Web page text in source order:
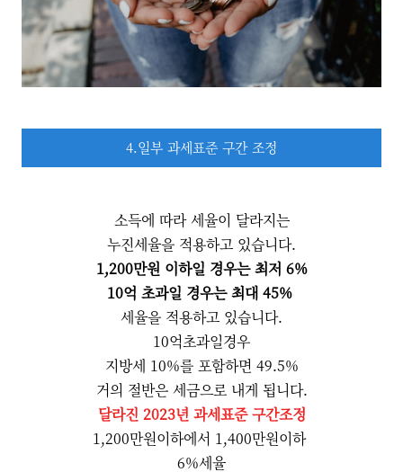
4.일부 과세표준 구간 조정
소득에 따라 세율이 달라지는
누진세율을 적용하고 있습니다.
1,200만원 이하일 경우는 최저 6%
10억 초과일 경우는 최대 45%
세율을 적용하고 있습니다.
10억초과일경우
지방세 10%를 포함하면 49.5%
거의 절반은 세금으로 내게 됩니다.
달라진 2023년 과세표준 구간조정
1,200만원이하에서 1,400만원이하
6%세율